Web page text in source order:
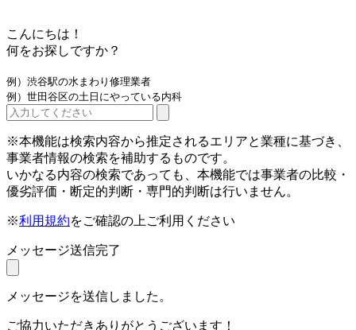
こんにちは！
何をお探しですか？
例）渋谷駅の水まわり修理業者
例）世田谷区の土日にやっている内科
※本機能は検索内容から推定されるエリアと業種に基づき、
事業者情報の検索を補助するものです。
いかなる内容の検索であっても、本機能では事業者の比較・
優劣評価・断定的判断・専門的判断は行いません。
※利用規約をご確認の上ご利用ください
メッセージ送信完了
メッセージを送信しました。
ご協力いただきありがとうございます！